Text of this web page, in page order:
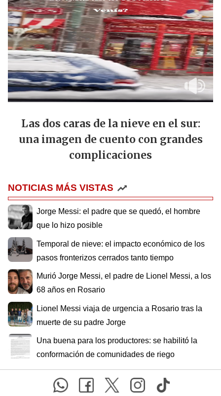
Las dos caras de la nieve en el sur:
una imagen de cuento con grandes
complicaciones
NOTICIAS MÁS VISTAS
Jorge Messi: el padre que se quedó, el hombre
que lo hizo posible
Temporal de nieve: el impacto económico de los
pasos fronterizos cerrados tanto tiempo
Murió Jorge Messi, el padre de Lionel Messi, a los
68 años en Rosario
Lionel Messi viaja de urgencia a Rosario tras la
muerte de su padre Jorge
Una buena para los productores: se habilitó la
conformación de comunidades de riego